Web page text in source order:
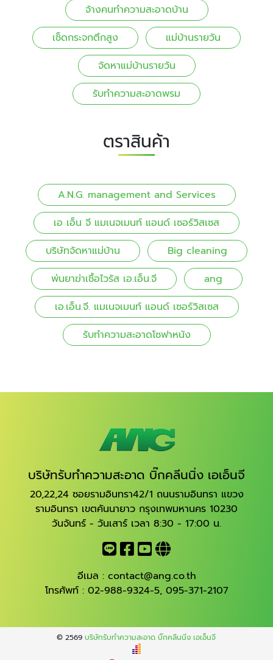
จ้างคนทําความสะอาดบ้าน
เช็ดกระจกตึกสูง
แม่บ้านรายวัน
จัดหาแม่บ้านรายวัน
รับทำความสะอาดพรม
ตราสินค้า
A.N.G. management and Services
เอ เอ็น จี แมเนจเมนท์ แอนด์ เซอร์วิสเซส
บริษัทจัดหาแม่บ้าน
Big cleaning
พ่นยาฆ่าเชื้อไวรัส เอ.เอ็น.จี
ang
เอ.เอ็น.จี. แมเนจเมนท์ แอนด์ เซอร์วิสเซส
รับทําความสะอาดโซฟาหนัง
บริษัทรับทำความสะอาด บิ๊กคลีนนิ่ง เอเอ็นจี
20,22,24 ซอยรามอินทรา42/1 ถนนรามอินทรา แขวง
รามอินทรา เขตคันนายาว กรุงเทพมหานคร 10230
วันจันทร์ - วันเสาร์ เวลา 8:30 - 17:00 น.
อีเมล : contact@ang.co.th
โทรศัพท์ : 02-988-9324-5, 095-371-2107
© 2569บริษัทรับทำความสะอาด บิ๊กคลีนนิ่ง เอเอ็นจี